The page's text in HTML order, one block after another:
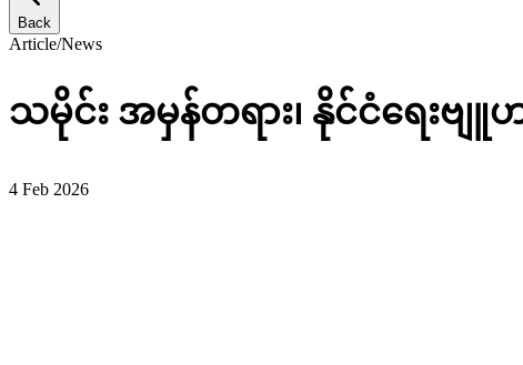
Back
Article/News
သမိုင်း အမှန်တရား၊ နိုင်ငံရေးဗ
4 Feb 2026